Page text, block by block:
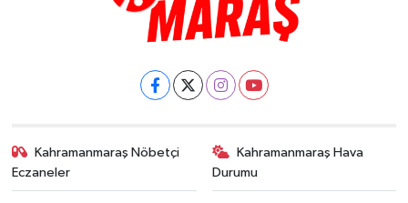
Kahramanmaraş Nöbetçi
Eczaneler
Kahramanmaraş Hava
Durumu